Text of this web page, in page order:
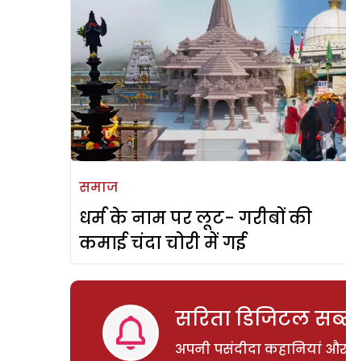
समाज
धर्म के नाम पर लूट- गरीबों की
कमाई चंदा चोरी में गई
सरिता डिजिटल
अपनी पसंदीदा कहानियां